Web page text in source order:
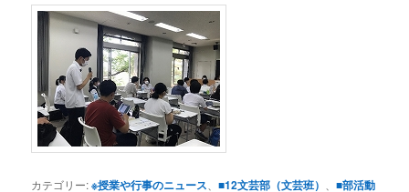
カテゴリー:※授業や行事のニュース 、■12文芸部（文芸班） 、■部活動